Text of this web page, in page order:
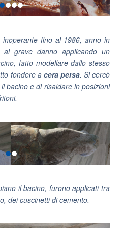
fino al 1986, anno in
grave danno applicando un
fatto modellare dallo stesso
fondere a cera persa. Si cercò
bacino e di risaldare in posizioni
il bacino, furono applicati tra
dei cuscinetti di cemento.